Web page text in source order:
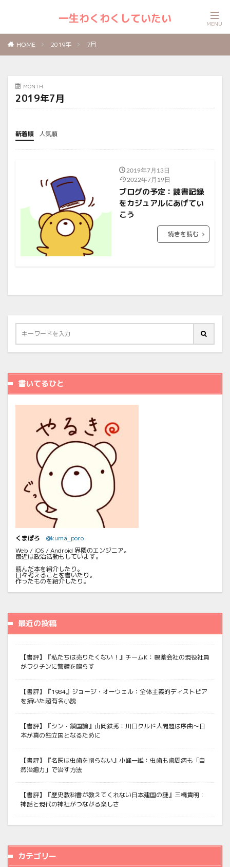
一生わくわくしていたい
HOME 2019年 7月
MONTH
2019年7月
新着順 人気順
2019年7月13日
2022年7月19日
ブログの予定：読書記録
をカジュアルにあげてい
こう
続きを読む
書いてるひと
くまぽろ
@kuma_poro
Web / iOS / Android 界隈のエンジニア。
最近は政治活動もしています。
読んだ本を紹介したり。
日々考えることを書いたり。
作ったものを紹介したり。
最近の投稿
【書評】『私たちは売りたくない！』チームK：製薬会社の現役社員
がワクチンに警鐘を鳴らす
【書評】『1984』ジョージ・オーウェル：全体主義的ディストピア
を描いた超有名小説
【書評】『シン・鎖国論』山岡鉄秀：川口クルド人問題は序曲〜日
本が真の独立国となるために
【書評】『名医は虫歯を削らない』小峰一雄：虫歯も歯周病も「自
然治癒力」で治す方法
【書評】『歴史教科書が教えてくれない日本建国の謎』三橋貴明：
神話と現代の神社がつながる楽しさ
カテゴリー